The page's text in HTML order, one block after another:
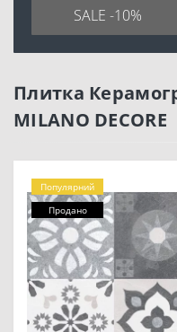
SALE -10%
Плитка
MILANO DECORE
Популярний
Продано